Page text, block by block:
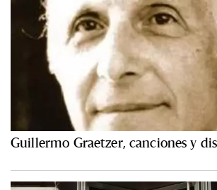
Guillermo Graetzer, canciones y